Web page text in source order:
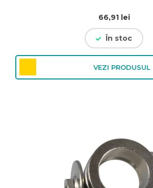
66,91 lei
În stoc
VEZI PRODUSUL